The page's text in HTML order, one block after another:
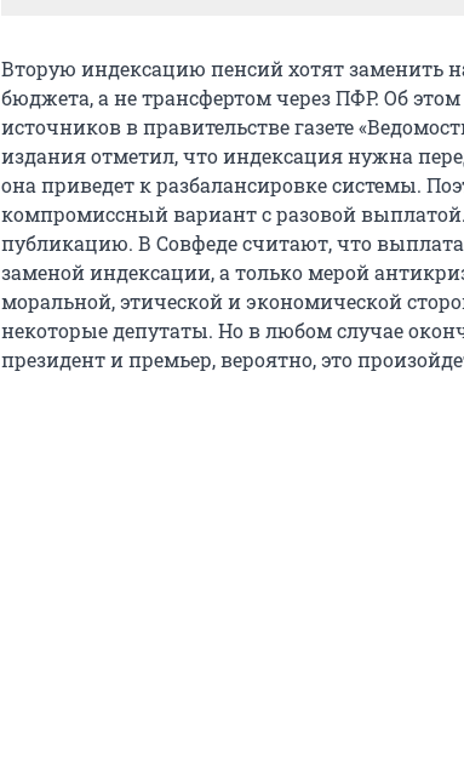
Вторую индексацию пенсий хотят заменить
бюджета, а не трансфертом через ПФР. Об этом
источников в правительстве газете
издания отметил, что индексация нужна
она приведет к разбалансировке системы.
компромиссный вариант с разовой
публикацию. В Совфеде считают, что
заменой индексации, а только мерой
моральной, этической и экономической
некоторые депутаты. Но в любом случае
президент и премьер, вероятно, это